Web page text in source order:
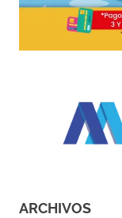
ARCHIVOS